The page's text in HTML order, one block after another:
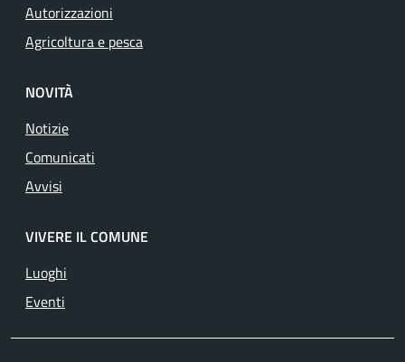
Autorizzazioni
Agricoltura e pesca
NOVITÀ
Notizie
Comunicati
Avvisi
VIVERE IL COMUNE
Luoghi
Eventi